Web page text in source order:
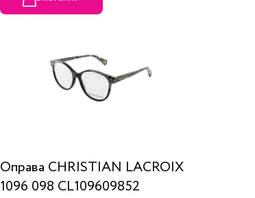
Оправа CHRISTIAN LACROIX
1096 098 CL109609852